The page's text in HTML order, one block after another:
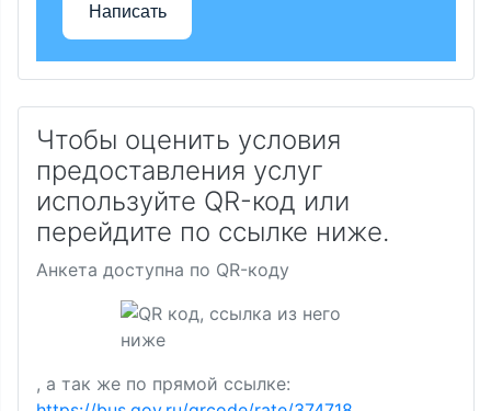
Написать
Чтобы оценить условия
предоставления услуг
используйте QR-код или
перейдите по ссылке ниже.
Анкета доступна по QR-коду
, а так же по прямой ссылке: